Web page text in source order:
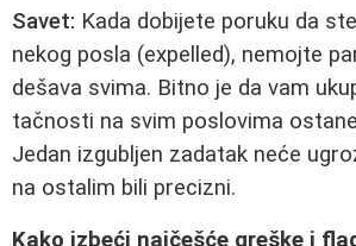
Savet: Kada dobijete poruku da
nekog posla (expelled), nemojte
dešava svima. Bitno je da vam
tačnosti na svim poslovima
Jedan izgubljen zadatak neće
na ostalim bili precizni.
Kako izbeći najčešće greške i